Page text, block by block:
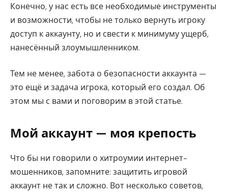
Конечно, у нас есть все необходимые инструменты
и возможности, чтобы не только вернуть игроку
доступ к аккаунту, но и свести к минимуму ущерб,
нанесённый злоумышленником.
Тем не менее, забота о безопасности аккаунта —
это ещё и задача игрока, который его создал. Об
этом мы с вами и поговорим в этой статье.
Мой аккаунт — моя крепость
Что бы ни говорили о хитроумии интернет-
мошенников, запомните: защитить игровой
аккаунт не так и сложно. Вот несколько советов,